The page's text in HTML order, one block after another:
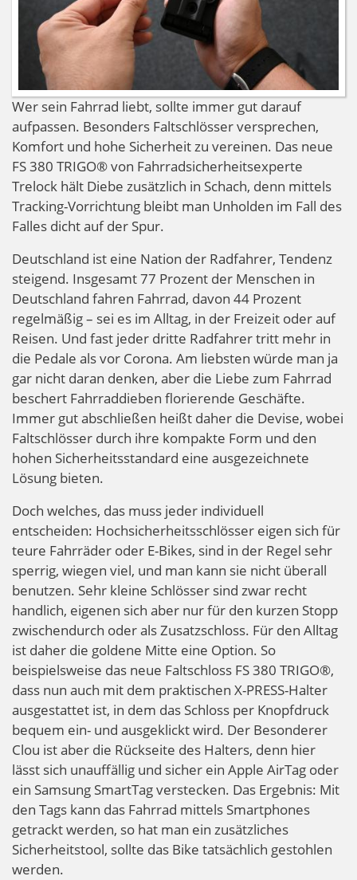
Wer sein Fahrrad liebt, sollte immer gut darauf
aufpassen. Besonders Faltschlösser versprechen,
Komfort und hohe Sicherheit zu vereinen. Das neue
FS 380 TRIGO® von Fahrradsicherheitsexperte
Trelock hält Diebe zusätzlich in Schach, denn mittels
Tracking-Vorrichtung bleibt man Unholden im Fall des
Falles dicht auf der Spur.
Deutschland ist eine Nation der Radfahrer, Tendenz
steigend. Insgesamt 77 Prozent der Menschen in
Deutschland fahren Fahrrad, davon 44 Prozent
regelmäßig – sei es im Alltag, in der Freizeit oder auf
Reisen. Und fast jeder dritte Radfahrer tritt mehr in
die Pedale als vor Corona. Am liebsten würde man ja
gar nicht daran denken, aber die Liebe zum Fahrrad
beschert Fahrraddieben florierende Geschäfte.
Immer gut abschließen heißt daher die Devise, wobei
Faltschlösser durch ihre kompakte Form und den
hohen Sicherheitsstandard eine ausgezeichnete
Lösung bieten.
Doch welches, das muss jeder individuell
entscheiden: Hochsicherheitsschlösser eigen sich für
teure Fahrräder oder E-Bikes, sind in der Regel sehr
sperrig, wiegen viel, und man kann sie nicht überall
benutzen. Sehr kleine Schlösser sind zwar recht
handlich, eigenen sich aber nur für den kurzen Stopp
zwischendurch oder als Zusatzschloss. Für den Alltag
ist daher die goldene Mitte eine Option. So
beispielsweise das neue Faltschloss FS 380 TRIGO®,
dass nun auch mit dem praktischen X-PRESS-Halter
ausgestattet ist, in dem das Schloss per Knopfdruck
bequem ein- und ausgeklickt wird. Der Besonderer
Clou ist aber die Rückseite des Halters, denn hier
lässt sich unauffällig und sicher ein Apple AirTag oder
ein Samsung SmartTag verstecken. Das Ergebnis: Mit
den Tags kann das Fahrrad mittels Smartphones
getrackt werden, so hat man ein zusätzliches
Sicherheitstool, sollte das Bike tatsächlich gestohlen
werden.